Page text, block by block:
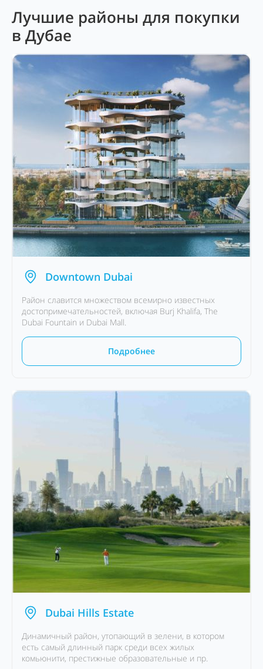
Лучшие районы для покупки
в Дубае
Downtown Dubai
Район славится множеством всемирно известных
достопримечательностей, включая Burj Khalifa, The
Dubai Fountain и Dubai Mall.
Подробнее
Dubai Hills Estate
Динамичный район, утопающий в зелени, в котором
есть самый длинный парк среди всех жилых
комьюнити, престижные образовательные и пр.